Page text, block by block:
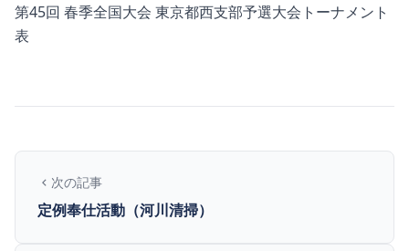
第45回 春季全国大会 東京都西支部予選大会トーナメント
表
次の記事
定例奉仕活動（河川清掃）